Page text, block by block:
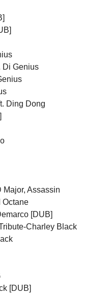
Di Genius
Ding Dong
Major, Assassin
Octane
[DUB]
Charley Black
[DUB]